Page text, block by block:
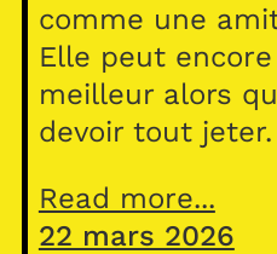
comme une
Elle peut
meilleur alors
devoir tout
Read more...
22 mars 2026